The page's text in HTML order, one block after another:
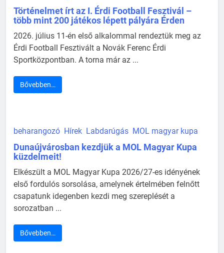
Történelmet írt az I. Érdi Football Fesztivál –
több mint 200 játékos lépett pályára Érden
2026. július 11-én első alkalommal rendeztük meg az
Érdi Football Fesztivált a Novák Ferenc Érdi
Sportközpontban. A torna már az ...
Bővebben…
beharangozó Hírek Labdarúgás MOL magyar kupa
Dunaújvárosban kezdjük a MOL Magyar Kupa
küzdelmeit!
Elkészült a MOL Magyar Kupa 2026/27-es idényének
első fordulós sorsolása, amelynek értelmében felnőtt
csapatunk idegenben kezdi meg szereplését a
sorozatban ...
Bővebben…